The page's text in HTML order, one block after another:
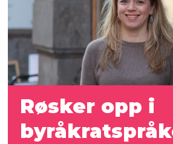
Røsker opp i